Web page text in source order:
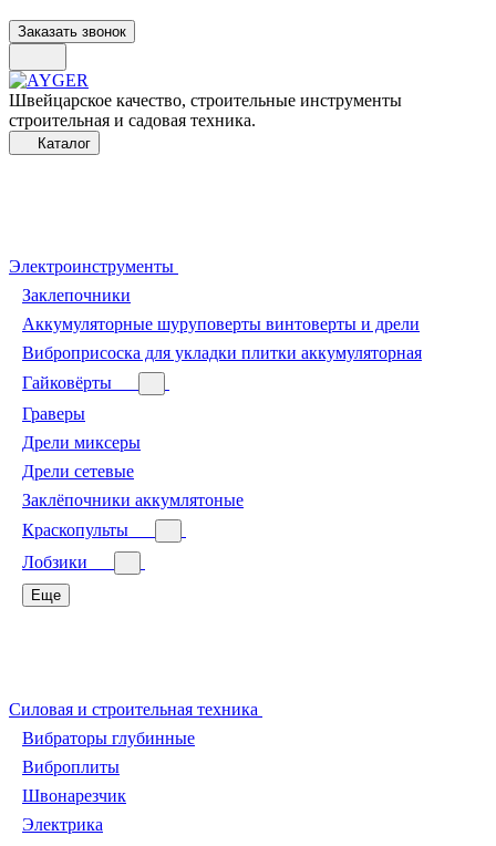
Заказать звонок
Швейцарское качество, строительные инструменты
строительная и садовая техника.
Каталог
Электроинструменты
Заклепочники
Аккумуляторные шуруповерты винтоверты и дрели
Виброприсоска для укладки плитки аккумуляторная
Гайковёрты
Граверы
Дрели миксеры
Дрели сетевые
Заклёпочники аккумлятоные
Краскопульты
Лобзики
Еще
Силовая и строительная техника
Вибраторы глубинные
Виброплиты
Швонарезчик
Электрика